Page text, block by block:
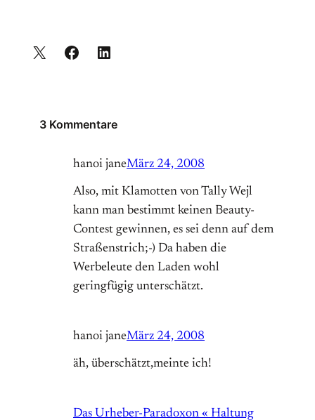
3 Kommentare
hanoi janeMärz 24, 2008
Also, mit Klamotten von Tally Wejl
kann man bestimmt keinen Beauty-
Contest gewinnen, es sei denn auf dem
Straßenstrich;-) Da haben die
Werbeleute den Laden wohl
geringfügig unterschätzt.
hanoi janeMärz 24, 2008
äh, überschätzt,meinte ich!
Das Urheber-Paradoxon « Haltung